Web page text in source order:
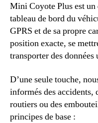
Mini Coyote Plus est
tableau de bord du
GPRS et de sa propre
position exacte, se
transporter des
D’une seule touche,
informés des accidents,
routiers ou des
principes de base :